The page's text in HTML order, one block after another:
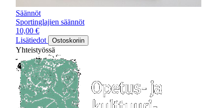
Säännöt
Sportinglajien säännöt
10,00 €
Lisätiedot
Ostoskoriin
Yhteistyössä